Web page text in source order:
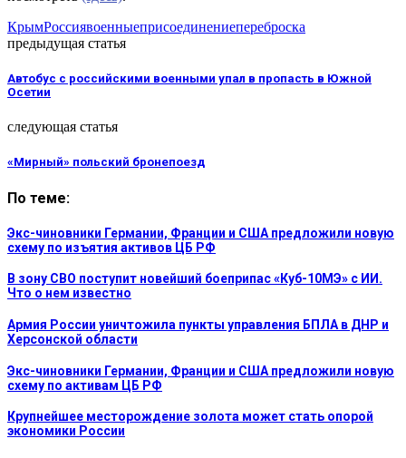
КрымРоссиявоенныеприсоединениепереброска
предыдущая статья
Автобус с российскими военными упал в пропасть в Южной
Осетии
следующая статья
«Мирный» польский бронепоезд
По теме:
Экс-чиновники Германии, Франции и США предложили новую
схему по изъятия активов ЦБ РФ
В зону СВО поступит новейший боеприпас «Куб-10МЭ» с ИИ.
Что о нем известно
Армия России уничтожила пункты управления БПЛА в ДНР и
Херсонской области
Экс-чиновники Германии, Франции и США предложили новую
схему по активам ЦБ РФ
Крупнейшее месторождение золота может стать опорой
экономики России